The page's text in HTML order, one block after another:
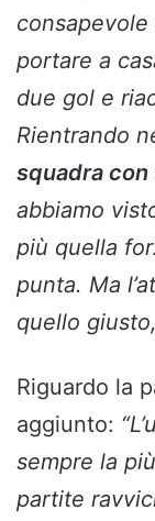
portare a
due gol e
Rientrando
squadra con
abbiamo
più quella
punta. Ma
quello
Riguardo la
aggiunto:
sempre la
partite